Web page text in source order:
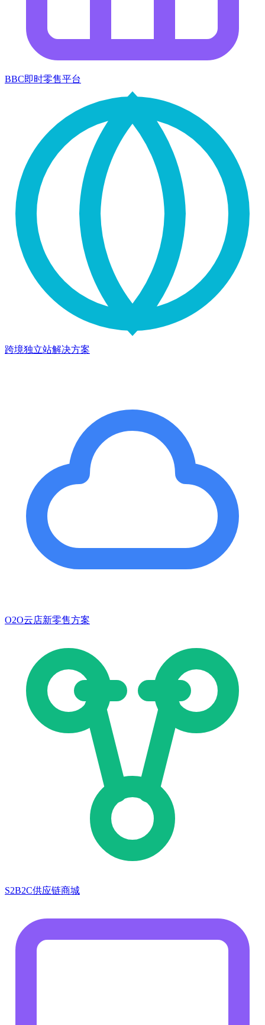
BBC即时零售平台
跨境独立站解决方案
O2O云店新零售方案
S2B2C供应链商城